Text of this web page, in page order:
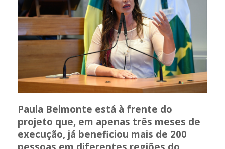
Paula Belmonte está à frente do
projeto que, em apenas três meses de
execução, já beneficiou mais de 200